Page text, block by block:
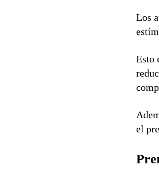
Los
Esto
el